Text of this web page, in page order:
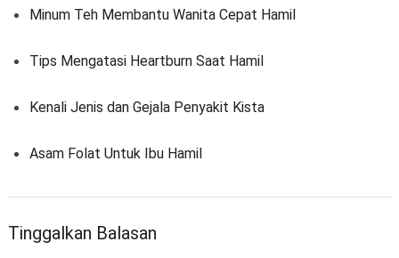
Minum Teh Membantu Wanita Cepat Hamil
Tips Mengatasi Heartburn Saat Hamil
Kenali Jenis dan Gejala Penyakit Kista
Asam Folat Untuk Ibu Hamil
Tinggalkan Balasan